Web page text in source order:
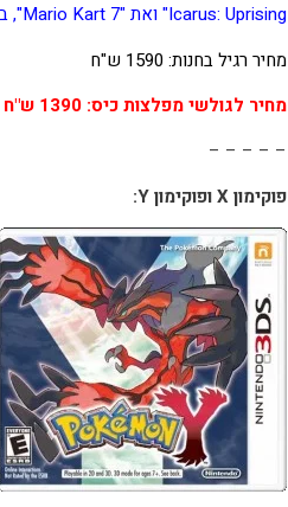
Icarus: Uprising" ואת "Mario Kart 7", בנוסף לאחרים.
מחיר רגיל בחנות: 1590 ש"ח
מחיר לגולשי מפלצות כיס: 1390 ש"ח (200 ש"ח הנחה!)
– – – – –
פוקימון X ופוקימון Y: